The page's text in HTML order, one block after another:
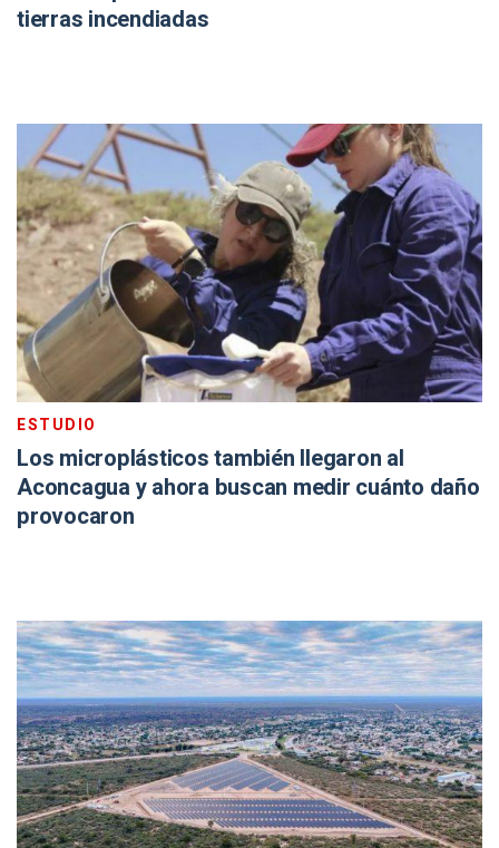
tierras incendiadas
ESTUDIO
Los microplásticos también llegaron al
Aconcagua y ahora buscan medir cuánto daño
provocaron